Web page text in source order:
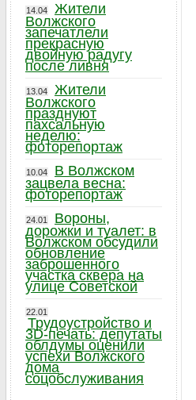
14.04
Жители
Волжского
запечатлели
прекрасную
двойную радугу
после ливня
13.04
Жители
Волжского
празднуют
пахсальную
неделю:
фоторепортаж
10.04
В Волжском
зацвела весна:
фоторепортаж
24.01
Вороны,
дорожки и туалет: в
Волжском обсудили
обновление
заброшенного
участка сквера на
улице Советской
22.01
Трудоустройство и
3D-печать: депутаты
облдумы оценили
успехи Волжского
дома
соцобслуживания